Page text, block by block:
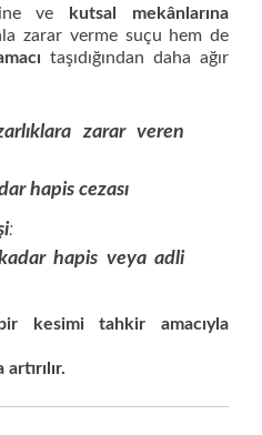
ve
kutsal mekânlarına
zarar verme suçu hem de
taşıdığından daha ağır
zarar veren
hapis cezası
:
hapis veya adli
kesimi tahkir amacıyla